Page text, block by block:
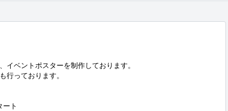
イベントポスターを制作しております。
行っております。
ート